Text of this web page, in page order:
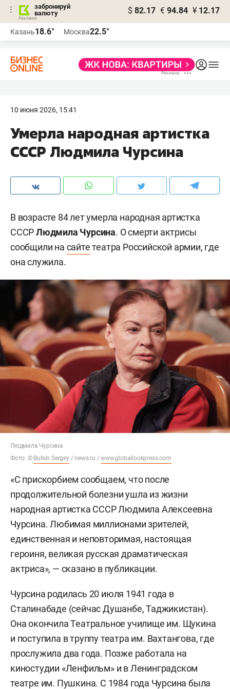
забронируй
валюту
$ 82.17 € 94.84 ¥ 12.17
Казань18.6° Москва22.5°
10 июня 2026, 15:41
Умерла народная артистка
СССР Людмила Чурсина
В возрасте 84 лет умерла народная артистка
СССРЛюдмила Чурсина. О смерти актрисы
сообщили на сайтетеатра Российской армии, где
она служила.
Людмила Чурсина
Фото: © Bulkin Sergey/ news.ru /www.globallookpress.com
«С прискорбием сообщаем, что после
продолжительной болезни ушла из жизни
народная артистка СССР Людмила Алексеевна
Чурсина. Любимая миллионами зрителей,
единственная и неповторимая, настоящая
героиня, великая русская драматическая
актриса», — сказано в публикации.
Чурсина родилась 20 июля 1941 года в
Сталинабаде (сейчас Душанбе, Таджикистан).
Она окончила Театральное училище им. Щукина
и поступила в труппу театра им. Вахтангова, где
прослужила два года. Позже работала на
киностудии «Ленфильм» и в Ленинградском
театре им. Пушкина. С 1984 года Чурсина была